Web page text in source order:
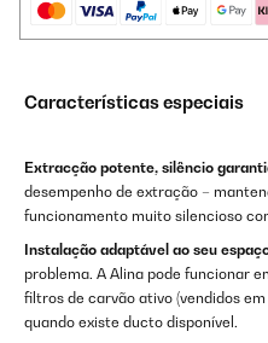
Características especiais
Extracção potente, silêncio
desempenho de extração –
funcionamento muito silencioso
Instalação adaptável ao seu
problema. A Alina pode funcionar
filtros de carvão ativo (vendidos
quando existe ducto disponível.